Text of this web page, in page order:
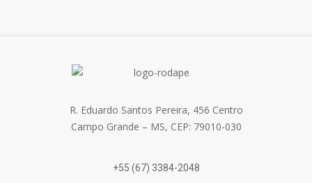
R. Eduardo Santos Pereira, 456 Centro
Campo Grande – MS, CEP: 79010-030
+55 (67) 3384-2048